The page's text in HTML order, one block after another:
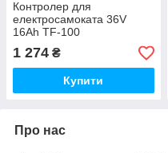
Контролер для
електросамоката 36V
16Ah TF-100
1 274 ₴
Купити
Про нас